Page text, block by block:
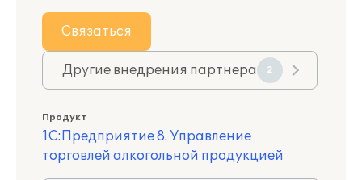
Связаться
Другие внедрения партнера 2
Продукт
1С:Предприятие 8. Управление
торговлей алкогольной продукцией